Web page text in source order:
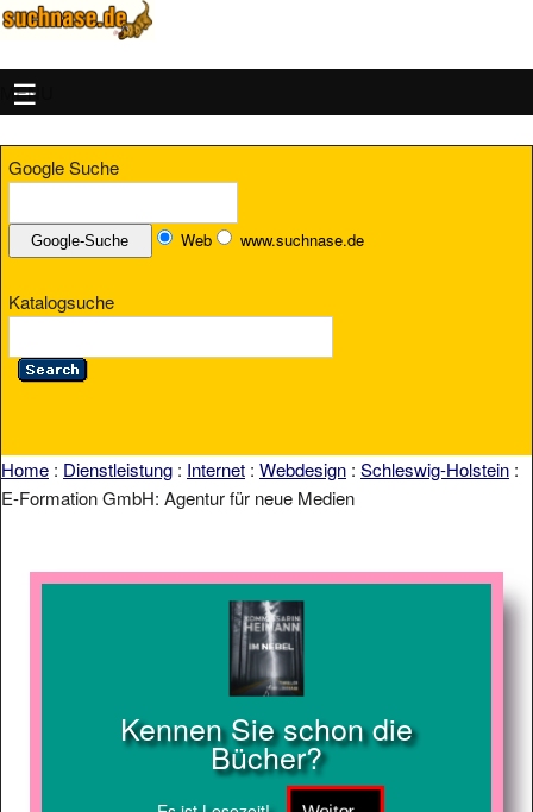
MENU
Google Suche
Web www.suchnase.de
Katalogsuche
Home : Dienstleistung : Internet : Webdesign : Schleswig-Holstein :
E-Formation GmbH: Agentur für neue Medien
Kennen Sie schon die
Bücher?